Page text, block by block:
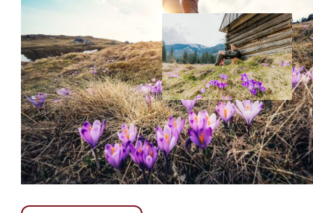
Detalii Oferta